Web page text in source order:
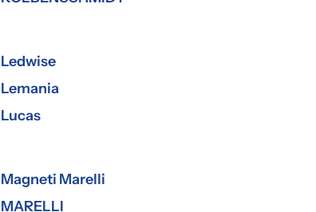
Ledwise
Lemania
Lucas
Magneti Marelli
MARELLI